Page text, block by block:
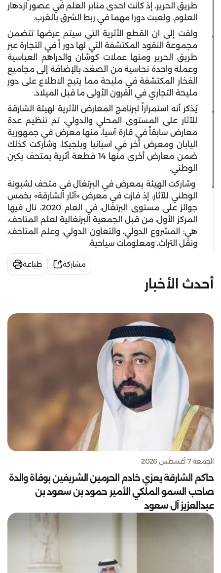
طريق الحرير، إذ كانت احدى منابر العلم في عصور ازدهار
العلوم، ولعبت دورا مهما في ربط الشرق بالغرب.
ولفت إلى ان القطع الأثرية التي سيتم عرضها تتضمن
مجموعة النقود المكتشفة التي لها دور اً في التجارة عبر
طريق الحرير ومنها عملات كوشان والدراهم العباسية
وعملة واحدة نحاسية من الصغد، بالإضافة إلى مجاميع
الفخار المكتشفة في مليحة مما يتيح الاطلاع على دور
مليحة التجاري في القرون الأولى ما قبل الميلاد.
يُذكر أنه استمراراً لبرنامج المعارض الأثرية لهيئة الشارقة
للآثار على المستوى المحلي والدولي، تم تنظيم عدة
معارض سابقاً في قارة آسيا، منها معرض في جمهورية
اليابان ومعرض آخر في اسبانيا وبلجيكا، وشاركت كذلك
ضمن معارض أخرى منها 14 قطعة أثرية بمتحف بكين
الوطني.
وشاركت الهيئة بمعرض في البرتغال في متحف لشبونة
الوطني للآثار، إذ فازت في معرض «آثار الشارقة» بخمس
جوائز على مستوى البرتغال، في العام 2020، نال فيها
المركز الأول، من قبل الجمعية البرتغالية لعلم المتاحف،
هي: المشروع الدولي، والتعاون الدولي، وعلم المتاحف،
ونقل التراث، ومعلومات سياحية.
مشاركة طباعة
أحدث الأخبار
الجمعة 7 أغسطس 2026
حاكم الشارقة يعزي خادم الحرمين الشريفين بوفاة والدة
صاحب السمو الملكي الأمير حمود بن سعود بن
عبدالعزيز آل سعود